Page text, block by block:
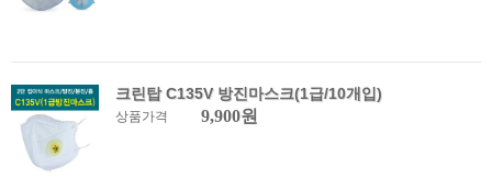
크린탑 C135V 방진마스크(1급/10개입)
상품가격 9,900원